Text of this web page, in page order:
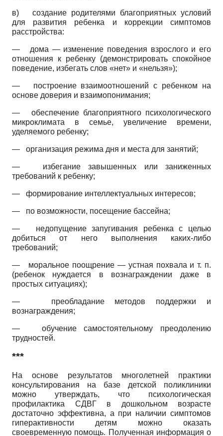
в) создание родителями благоприятных условий
для развития ребенка и коррекции симптомов
расстройства:
— дома — изменение поведения взрослого и его
отношения к ребенку (демонстрировать спокойное
поведение, избегать слов «нет» и «нельзя»);
— построение взаимоотношений с ребенком на
основе доверия и взаимопонимания;
—обеспечение благоприятного психологического
микроклимата в семье, увеличение времени,
уделяемого ребенку;
— организация режима дня и места для занятий;
— избегание завышенных или заниженных
требований к ребенку;
— формирование интеллектуальных интересов;
— по возможности, посещение бассейна;
— недопущение запугивания ребенка с целью
добиться от него выполнения каких-либо
требований;
— моральное поощрение — устная похвала и т. п.
(ребенок нуждается в вознаграждении даже в
простых ситуациях);
— преобладание методов поддержки и
вознаграждения;
— обучение самостоятельному преодолению
трудностей.
***
На основе результатов многолетней практики
консультирования на базе детской поликлиники
можно утверждать, что психологическая
профилактика СДВГ в дошкольном возрасте
достаточно эффективна, а при наличии симптомов
гиперактивности детям можно оказать
своевременную помощь. Полученная информация о